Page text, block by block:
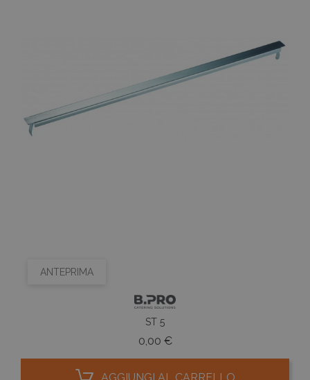
ANTEPRIMA
ST 5
0,00 €Prezzo
AGGIUNGI AL CARRELLO